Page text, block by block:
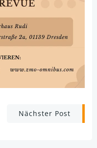
PostNächster Post